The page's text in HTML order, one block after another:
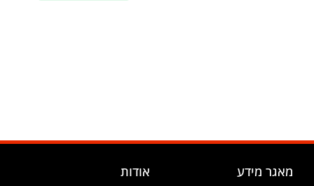
מאגר מידע אודות